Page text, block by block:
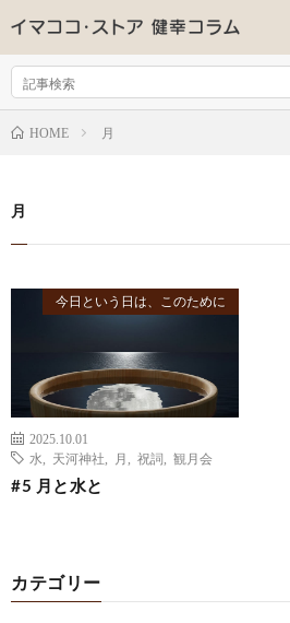
HOME 月
月
今日という日は、このために
2025.10.01
水
天河神社 月 祝詞 観月会
#5 月と水と
カテゴリー